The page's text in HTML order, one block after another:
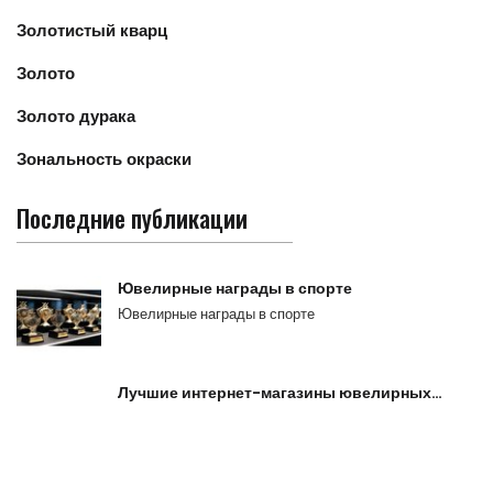
Золотистый кварц
Золото
Золото дурака
Зональность окраски
Последние публикации
Ювелирные награды в спорте
Ювелирные награды в спорте
Лучшие интернет-магазины ювелирных…